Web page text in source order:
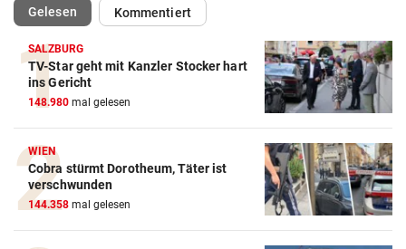
Gelesen(ausgewählt)Kommentiert
SALZBURG
TV-Star geht mit Kanzler Stocker hart
ins Gericht
148.980 mal gelesen
WIEN
Cobra stürmt Dorotheum, Täter ist
verschwunden
144.358 mal gelesen